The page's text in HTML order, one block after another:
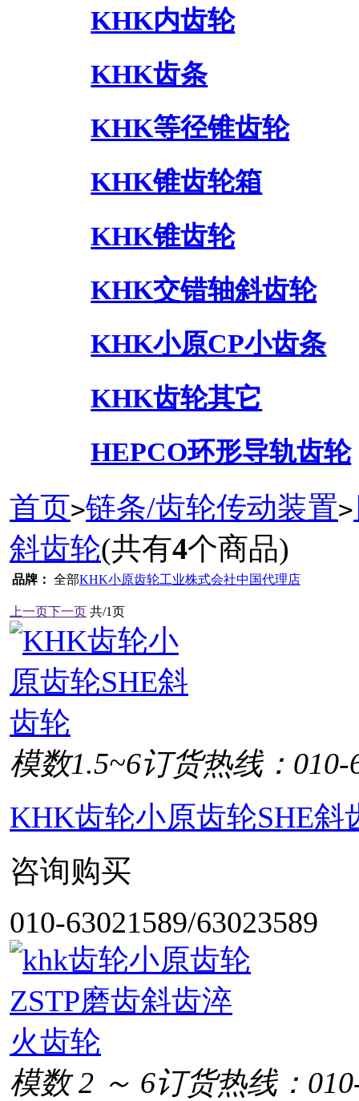
KHK内齿轮
KHK齿条
KHK等径锥齿轮
KHK锥齿轮箱
KHK锥齿轮
KHK交错轴斜齿轮
KHK小原CP小齿条
KHK齿轮其它
HEPCO环形导轨齿轮
首页>链条/齿轮传动装置>
斜齿轮(共有4个商品)
品牌： 全部KHK小原齿轮工业株式会社中国代理店
上一页下一页 共/1页
模数1.5~6订货热线：010-
KHK齿轮小原齿轮SHE斜
咨询购买
010-63021589/63023589
模数 2 ～ 6订货热线：